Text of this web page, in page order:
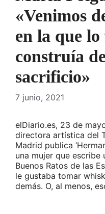
«Venimos
en la que lo
construía
sacrificio»
7 junio, 2021
elDiario.es, 23 de
directora artística del
Madrid publica
una mujer que escribe
Buenos Ratos de las
le gustaba tomar
demás. O, al menos,